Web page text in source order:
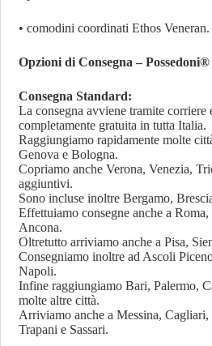
• comodini coordinati Ethos Veneran.
Opzioni di Consegna – Possedoni®
Consegna Standard:
La consegna avviene tramite corriere
completamente gratuita in tutta Italia.
Raggiungiamo rapidamente molte
Genova e Bologna.
Copriamo anche Verona, Venezia,
aggiuntivi.
Sono incluse inoltre Bergamo,
Effettuiamo consegne anche a
Ancona.
Oltretutto arriviamo anche a Pisa,
Consegniamo inoltre ad Ascoli
Napoli.
Infine raggiungiamo Bari, Palermo,
molte altre città.
Arriviamo anche a Messina, Cagliari,
Trapani e Sassari.